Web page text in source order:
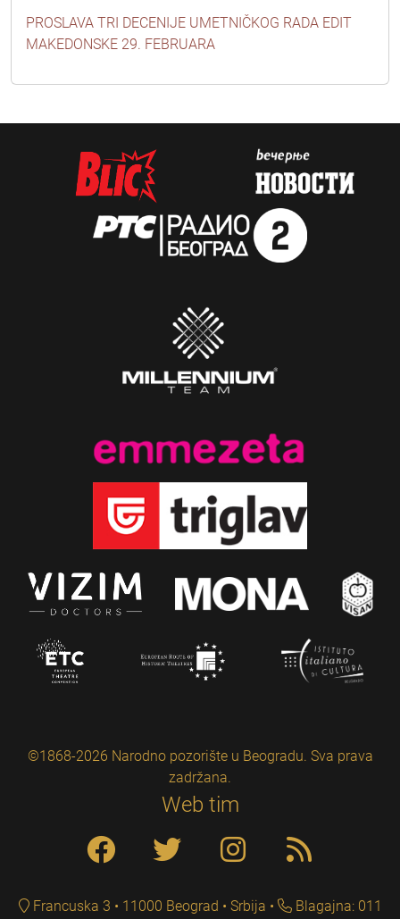
PROSLAVA TRI DECENIJE UMETNIČKOG RADA EDIT
MAKEDONSKE 29. FEBRUARA
©1868-2026 Narodno pozorište u Beogradu. Sva prava
zadržana.
Web tim
Francuska 3 • 11000 Beograd • Srbija Blagajna: 011